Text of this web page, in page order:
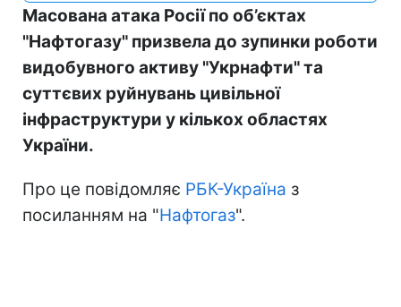
Масована атака Росії по об’єктах
"Нафтогазу" призвела до зупинки роботи
видобувного активу "Укрнафти" та
суттєвих руйнувань цивільної
інфраструктури у кількох областях
України.
Про це повідомляє РБК-Україна з
посиланням на "Нафтогаз".